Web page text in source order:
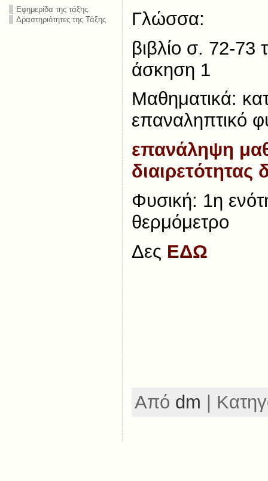
Εφημερίδα της τάξης
Δραστηριότητες της Τάξης
Γλώσσα:
βιβλίο σ. 72-73
άσκηση 1
Μαθηματικά:
επαναληπτικό
επανάληψη
διαιρετότητας
Φυσική: 1η
θερμόμετρο
Δες ΕΔΩ
Από dm |